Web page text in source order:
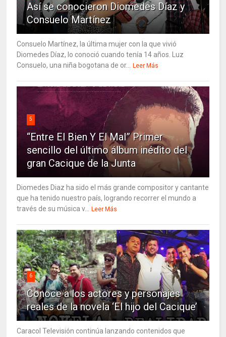
Así se conocieron Diomedes Díaz y
Consuelo Martínez
Consuelo Martínez, la última mujer con la que vivió
Diomedes Díaz, lo conoció cuando tenía 14 años. Luz
Consuelo, una niña bogotana de or... Leer Más
5
“Entre El Bien Y El Mal” Primer
sencillo del último álbum inédito del
gran Cacique de la Junta
Diomedes Diaz ha sido el más grande compositor y cantante
que ha tenido nuestro país, logrando recorrer el mundo a
través de su música v... Leer Más
6
Conoce a los actores y personajes
reales de la novela ‘El hijo del Cacique’
Caracol Televisión continúa lanzando contenidos que